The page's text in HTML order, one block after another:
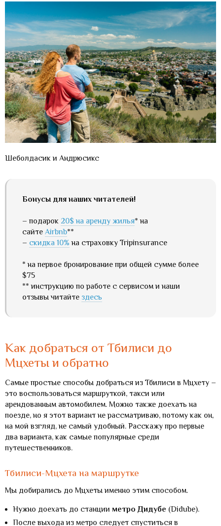
Шеболдасик и Андрюсикс
Бонусы для наших читателей!
– подарок 20$ на аренду жилья* на
сайте Airbnb**
– скидка 10% на страховку Tripinsurance
* на первое бронирование при общей сумме более
$75
** инструкцию по работе с сервисом и наши
отзывы читайте здесь
Как добраться от Тбилиси до
Мцхеты и обратно
Самые простые способы добраться из Тбилиси в Мцхету –
это воспользоваться маршруткой, такси или
арендованным автомобилем. Можно также доехать на
поезде, но я этот вариант не рассматриваю, потому как он,
на мой взгляд, не самый удобный. Расскажу про первые
два варианта, как самые популярные среди
путешественников.
Тбилиси-Мцхета на маршрутке
Мы добирались до Мцхеты именно этим способом.
Нужно доехать до станции метро Дидубе (Didube).
После выхода из метро следует спуститься в